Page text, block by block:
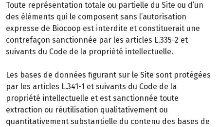
Toute représentation totale ou partielle du Site ou d’un
des éléments qui le composent sans l’autorisation
expresse de Biocoop est interdite et constituerait une
contrefaçon sanctionnée par les articles L.335-2 et
suivants du Code de la propriété intellectuelle.
Les bases de données figurant sur le Site sont protégées
par les articles L.341-1 et suivants du Code de la
propriété intellectuelle et est sanctionnée toute
extraction ou réutilisation qualitativement ou
quantitativement substantielle du contenu des bases de